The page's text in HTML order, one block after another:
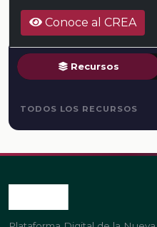
Conoce al CREA
Recursos
TODOS LOS RECURSOS